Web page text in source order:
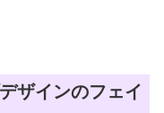
ザインのフェイ